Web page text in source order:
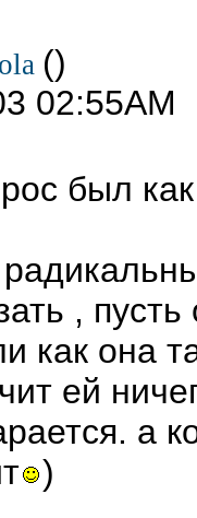
()
02:55AM
был
,
как она
ей
а
)